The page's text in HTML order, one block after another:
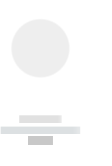
------------
----------- -----------